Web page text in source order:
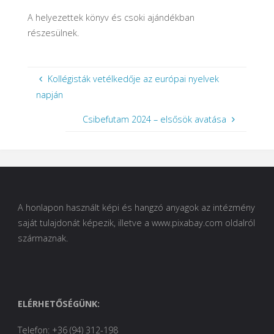
A helyezettek könyv és csoki ajándékban
részesülnek.
Kollégisták vetélkedője az európai nyelvek
napján
Csibefutam 2024 – elsősök avatása
A honlapon használt képi és hangzó anyagok az intézmény
saját tulajdonát képezik, illetve a www.pixabay.com oldalról
származnak.
ELÉRHETŐSÉGÜNK:
Telefon: +36 (94) 312-198